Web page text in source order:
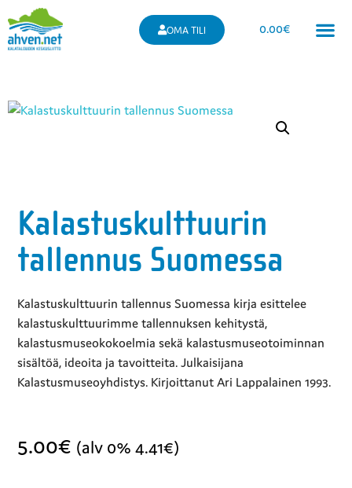
OMA TILI 0.00€
Kalastuskulttuurin
tallennus Suomessa
Kalastuskulttuurin tallennus Suomessa kirja esittelee
kalastuskulttuurimme tallennuksen kehitystä,
kalastusmuseokokoelmia sekä kalastusmuseotoiminnan
sisältöä, ideoita ja tavoitteita. Julkaisijana
Kalastusmuseoyhdistys. Kirjoittanut Ari Lappalainen 1993.
5.00€ (alv 0%4.41€)